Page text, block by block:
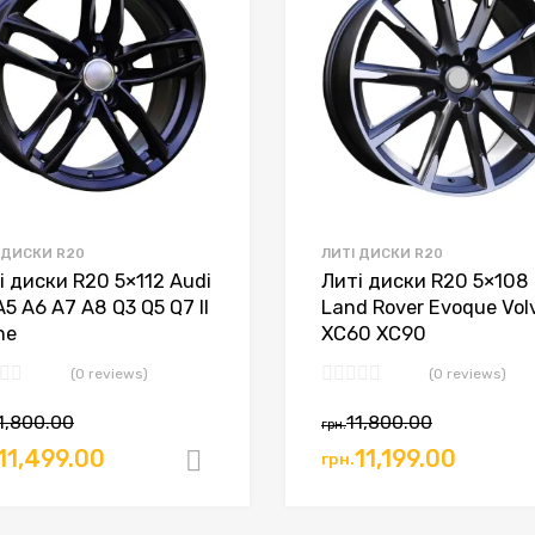
ДИСКИ R20
диски R20 5×112 Audi
A6 A7 A8 Q3 Q5 Q7 II
(0 reviews)
Поточна
Додати в кошик
ЛИТІ ДИСКИ R20
Литі диски R20 5×108
Land Rover Evoque
XC60 XC90
(0 reviews)
грн.11,800.00
Оригінальна
грн.11,199.00